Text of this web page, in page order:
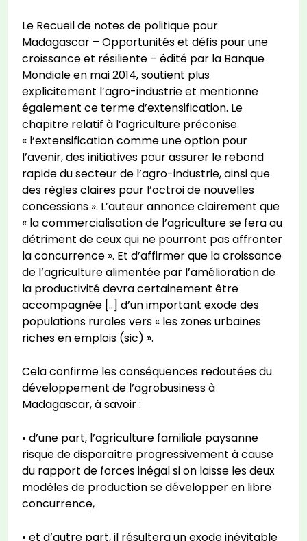
Le Recueil de notes de politique pour
Madagascar – Opportunités et défis pour une
croissance et résiliente – édité par la Banque
Mondiale en mai 2014, soutient plus
explicitement l’agro-industrie et mentionne
également ce terme d’extensification. Le
chapitre relatif à l’agriculture préconise
« l’extensification comme une option pour
l’avenir, des initiatives pour assurer le rebond
rapide du secteur de l’agro-industrie, ainsi que
des règles claires pour l’octroi de nouvelles
concessions ». L’auteur annonce clairement que
« la commercialisation de l’agriculture se fera au
détriment de ceux qui ne pourront pas affronter
la concurrence ». Et d’affirmer que la croissance
de l’agriculture alimentée par l’amélioration de
la productivité devra certainement être
accompagnée [..] d’un important exode des
populations rurales vers « les zones urbaines
riches en emplois (sic) ».
Cela confirme les conséquences redoutées du
développement de l’agrobusiness à
Madagascar, à savoir :
• d’une part, l’agriculture familiale paysanne
risque de disparaître progressivement à cause
du rapport de forces inégal si on laisse les deux
modèles de production se développer en libre
concurrence,
• et d’autre part, il résultera un exode inévitable